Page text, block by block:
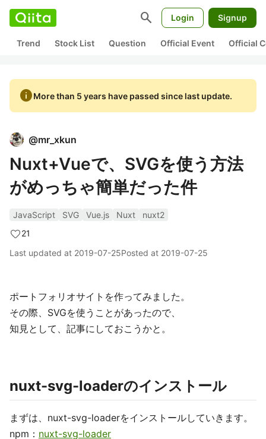
search Login Signup
Trend Stock List Question Official Event Official
infoMore than 5 years have passed since last update.
@mr_xkun
Nuxt+Vueで、SVGを使う方法
がめっちゃ簡単だった件
JavaScript SVG Vue.js Nuxt
nuxt2
21
Last updated at 2019-07-25Posted at 2019-07-25
ポートフォリオサイトを作ってみました。
その際、SVGを使うことがあったので、
知見として、記事にしておこうかと。
nuxt-svg-loaderのインストール
まずは、nuxt-svg-loaderをインストールしていきます。
npm： nuxt-svg-loader